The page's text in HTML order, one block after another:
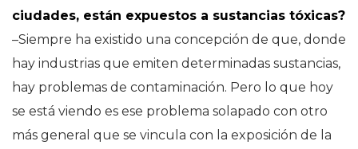
ciudades, están expuestos a sustancias tóxicas?
–Siempre ha existido una concepción de que, donde
hay industrias que emiten determinadas sustancias,
hay problemas de contaminación. Pero lo que hoy
se está viendo es ese problema solapado con otro
más general que se vincula con la exposición de la